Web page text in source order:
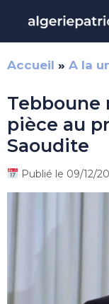
contenu
Accueil » A la
Tebboune
pièce au
Saoudite
Publié le 09/12/